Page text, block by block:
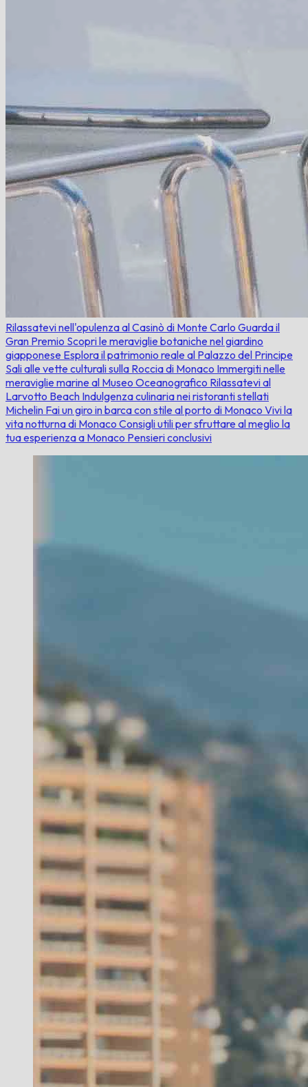
Rilassatevi nell'opulenza al Casinò di Monte Carlo Guarda il
Gran Premio Scopri le meraviglie botaniche nel giardino
giapponese Esplora il patrimonio reale al Palazzo del Principe
Sali alle vette culturali sulla Roccia di Monaco Immergiti nelle
meraviglie marine al Museo Oceanografico Rilassatevi al
Larvotto Beach Indulgenza culinaria nei ristoranti stellati
Michelin Fai un giro in barca con stile al porto di Monaco Vivi la
vita notturna di Monaco Consigli utili per sfruttare al meglio la
tua esperienza a Monaco Pensieri conclusivi